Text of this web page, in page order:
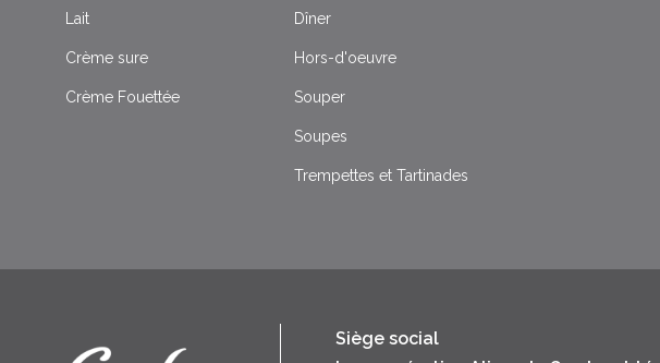
Lait
Crème sure
Crème Fouettée
Dîner
Hors-d'oeuvre
Souper
Soupes
Trempettes et Tartinades
Siège social